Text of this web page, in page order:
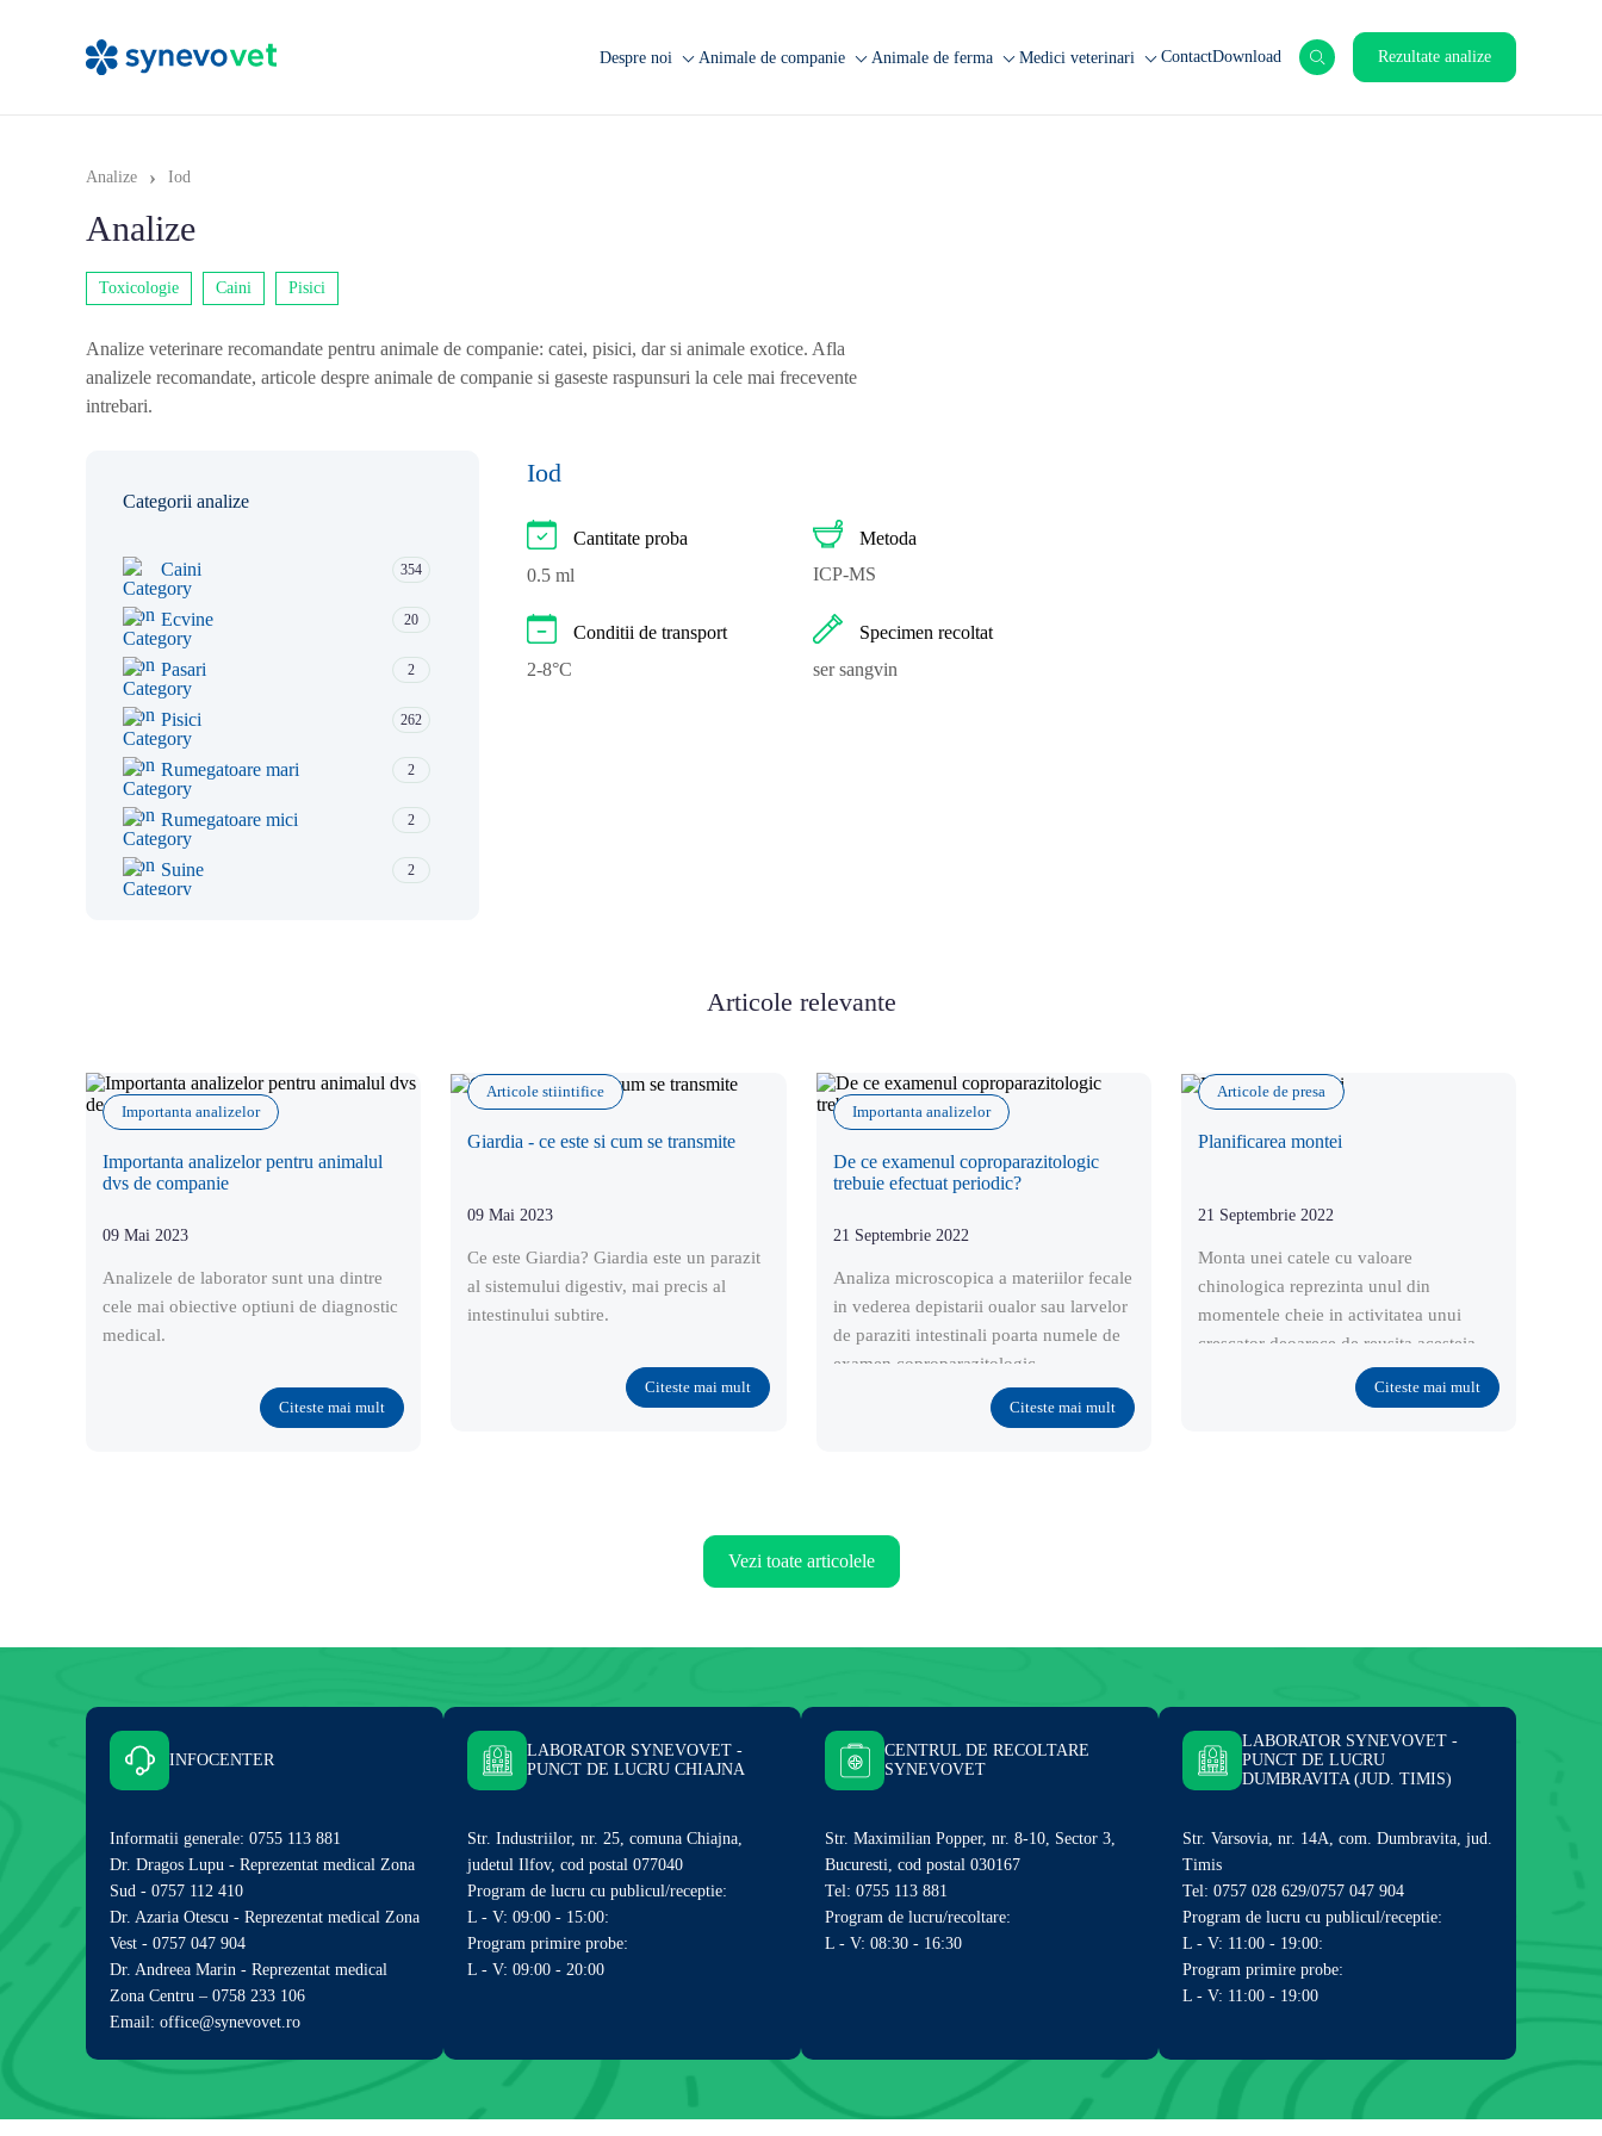
Despre noi
FAQ
Cercetare
Animale de companie Animale de ferma Medici veterinari ContactDownload Rezultate analize
Analize › Iod
Analize
Toxicologie Caini Pisici
Analize veterinare recomandate pentru animale de companie: catei, pisici, dar si animale exotice. Afla
analizele recomandate, articole despre animale de companie si gaseste raspunsuri la cele mai frecevente
intrebari.
Categorii analize
Caini 354
Ecvine 20
Pasari 2
Pisici 262
Rumegatoare mari 2
Rumegatoare mici 2
Suine 2
Iod
Cantitate proba
0.5 ml
Metoda
ICP-MS
Conditii de transport
2-8°C
Specimen recoltat
ser sangvin
Articole relevante
Importanta analizelor
Importanta analizelor pentru animalul
dvs de companie
09 Mai 2023
Analizele de laborator sunt una dintre
cele mai obiective optiuni de diagnostic
medical.
Citeste mai mult
Articole stiintifice
Giardia - ce este si cum se transmite
09 Mai 2023
Ce este Giardia? Giardia este un parazit
al sistemului digestiv, mai precis al
intestinului subtire.
Citeste mai mult
Importanta analizelor
De ce examenul coproparazitologic
trebuie efectuat periodic?
21 Septembrie 2022
Analiza microscopica a materiilor fecale
in vederea depistarii oualor sau larvelor
de paraziti intestinali poarta numele de
examen coproparazitologic.
Citeste mai mult
Articole de presa
Planificarea montei
21 Septembrie 2022
Monta unei catele cu valoare
chinologica reprezinta unul din
momentele cheie in activitatea unui
crescator deoarece de reusita acesteia
depinde venirea pe lume a cuibului sau
Citeste mai mult
Vezi toate articolele
INFOCENTER
Informatii generale: 0755 113 881
Dr. Dragos Lupu - Reprezentat medical Zona
Sud - 0757 112 410
Dr. Azaria Otescu - Reprezentat medical Zona
Vest - 0757 047 904
Dr. Andreea Marin - Reprezentat medical
Zona Centru – 0758 233 106
Email: office@synevovet.ro
LABORATOR SYNEVOVET -
PUNCT DE LUCRU CHIAJNA
Str. Industriilor, nr. 25, comuna Chiajna,
judetul Ilfov, cod postal 077040
Program de lucru cu publicul/receptie:
L - V: 09:00 - 15:00:
Program primire probe:
L - V: 09:00 - 20:00
CENTRUL DE RECOLTARE
SYNEVOVET
Str. Maximilian Popper, nr. 8-10, Sector 3,
Bucuresti, cod postal 030167
Tel: 0755 113 881
Program de lucru/recoltare:
L - V: 08:30 - 16:30
LABORATOR SYNEVOVET -
PUNCT DE LUCRU
DUMBRAVITA (JUD. TIMIS)
Str. Varsovia, nr. 14A, com. Dumbravita, jud.
Timis
Tel: 0757 028 629/0757 047 904
Program de lucru cu publicul/receptie:
L - V: 11:00 - 19:00:
Program primire probe:
L - V: 11:00 - 19:00